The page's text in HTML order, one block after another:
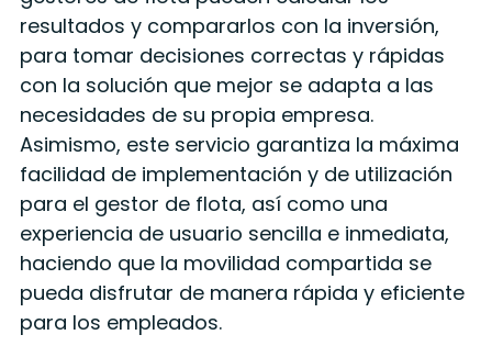
resultados y compararlos con la inversión,
para tomar decisiones correctas y rápidas
con la solución que mejor se adapta a las
necesidades de su propia empresa.
Asimismo, este servicio garantiza la máxima
facilidad de implementación y de utilización
para el gestor de flota, así como una
experiencia de usuario sencilla e inmediata,
haciendo que la movilidad compartida se
pueda disfrutar de manera rápida y eficiente
para los empleados.